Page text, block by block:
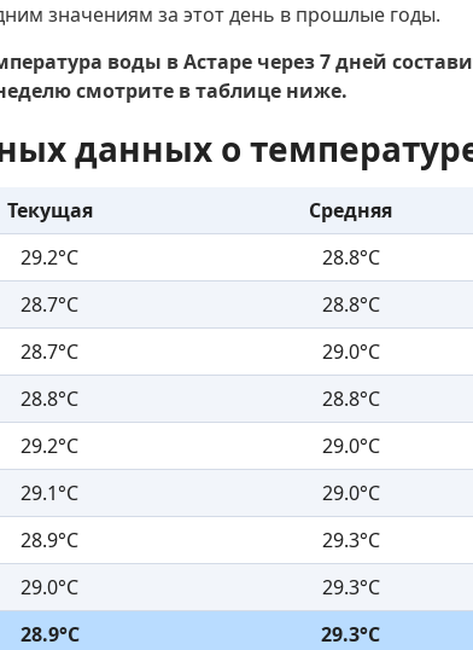
значениям за этот день в прошлые годы.
воды в Астаре через 7 дней
смотрите в таблице ниже.
данных о
Текущая Средняя
29.2°C
28.8°C
28.7°C
28.8°C
28.7°C
29.0°C
28.8°C
28.8°C
29.2°C
29.0°C
29.1°C
29.0°C
28.9°C
29.3°C
29.0°C
29.3°C
28.9°C 29.3°C